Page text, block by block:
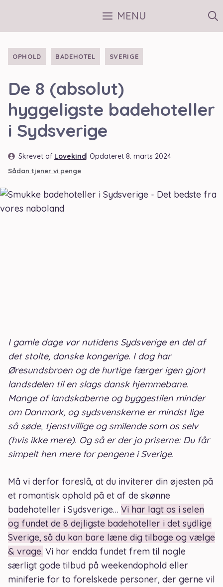
indhold
MENU
OPHOLD BADEHOTEL SVERIGE
De 8 (absolut)
hyggeligste badehoteller
i Sydsverige
Skrevet af Lovekind | Opdateret 8. marts 2024
Sådan tjener vi penge
I gamle dage var nutidens Sydsverige en del af
det stolte, danske kongerige. I dag har
Øresundsbroen og de hurtige færger igen gjort
landsdelen til en slags dansk hjemmebane.
Mange af landskaberne og byggestilen minder
om Danmark, og sydsvenskerne er mindst lige
så søde, tjenstvillige og smilende som os selv
(hvis ikke mere). Og så er der jo priserne: Du får
simpelt hen mere for pengene i Sverige.
Må vi derfor foreslå, at du inviterer din øjesten på
et romantisk ophold på et af de skønne
badehoteller i Sydsverige… Vi har lagt os i selen
og fundet de 8 dejligste badehoteller i det sydlige
Sverige, så du kan bare læne dig tilbage og vælge
& vrage. Vi har endda fundet frem til nogle
særligt gode tilbud på weekendophold eller
miniferie for to forelskede personer, der gerne vil